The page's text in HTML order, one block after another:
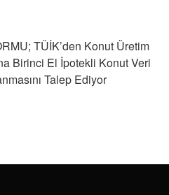
TÜİK’den Konut Üretim
Birinci El İpotekli Konut Veri
Talep Ediyor